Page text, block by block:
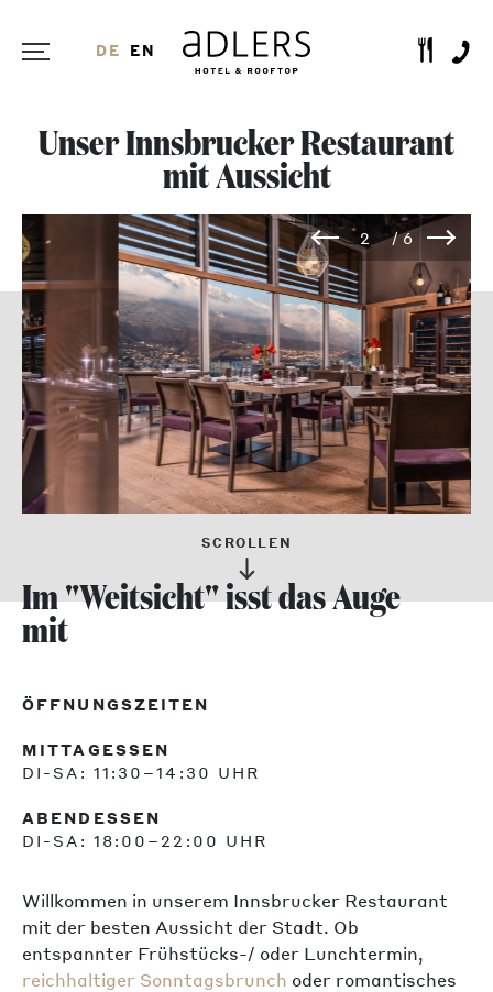
DE EN
Unser Innsbrucker Restaurant
mit Aussicht
SCROLLEN
Im "Weitsicht" isst das Auge
mit
ÖFFNUNGSZEITEN
MITTAGESSEN
DI-SA: 11:30–14:30 UHR
ABENDESSEN
DI-SA: 18:00–22:00 UHR
Willkommen in unserem Innsbrucker Restaurant
mit der besten Aussicht der Stadt. Ob
entspannter Frühstücks-/ oder Lunchtermin,
reichhaltiger Sonntagsbrunch oder romantisches